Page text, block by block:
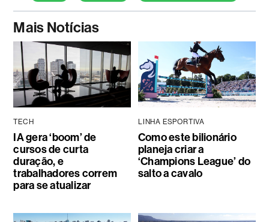
Mais Notícias
TECH
IA gera ‘boom’ de
cursos de curta
duração, e
trabalhadores correm
para se atualizar
LINHA ESPORTIVA
Como este bilionário
planeja criar a
‘Champions League’ do
salto a cavalo